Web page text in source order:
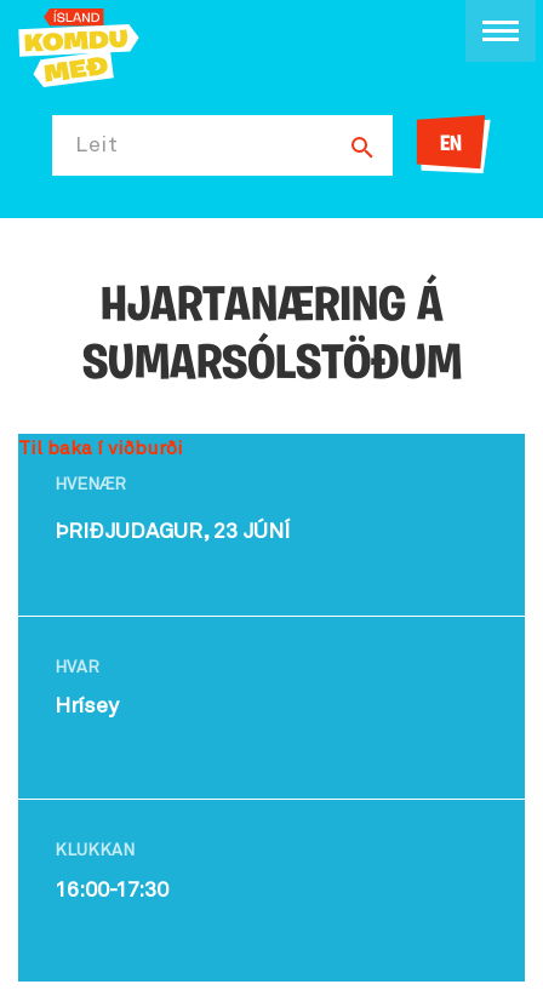
Leit EN
HJARTANÆRING Á
SUMARSÓLSTÖÐUM
Til baka í viðburði
HVENÆR
ÞRIÐJUDAGUR, 23 JÚNÍ
HVAR
Hrísey
KLUKKAN
16:00-17:30